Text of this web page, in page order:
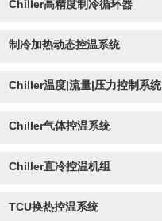
Chiller高精度制冷循环器
制冷加热动态控温系统
Chiller温度|流量|压力控制系统
Chiller气体控温系统
Chiller直冷控温机组
TCU换热控温系统